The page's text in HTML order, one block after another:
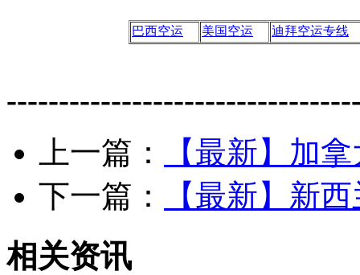
巴西空运 美国空运 迪拜空运专线
上一篇：
【最新】加
下一篇：
【最新】新
相关资讯